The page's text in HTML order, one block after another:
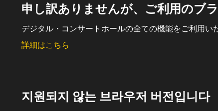
申し訳ありませんが、ご利用のブ
デジタル・コンサートホールの全ての機能をご利用い
詳細はこちら
지원되지 않는 브라우저 버전입니다